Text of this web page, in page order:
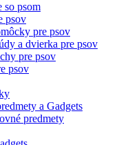
so psom
psov
pre psov
a dvierka pre psov
pre psov
psov
a Gadgets
predmety